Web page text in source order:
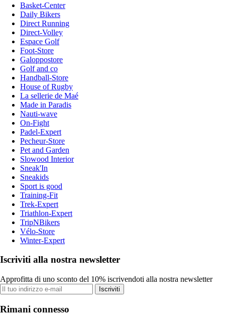
Basket-Center
Daily Bikers
Direct Running
Direct-Volley
Espace Golf
Foot-Store
Galoppostore
Golf and co
Handball-Store
House of Rugby
La sellerie de Maé
Made in Paradis
Nauti-wave
On-Fight
Padel-Expert
Pecheur-Store
Pet and Garden
Slowood Interior
Sneak'In
Sneakids
Sport is good
Training-Fit
Trek-Expert
Triathlon-Expert
TripNBikers
Vélo-Store
Winter-Expert
Iscriviti alla nostra newsletter
Approfitta di uno sconto del 10% iscrivendoti alla nostra newsletter
Iscriviti
Rimani connesso